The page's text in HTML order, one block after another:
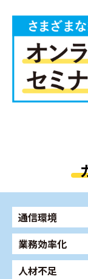
通信環境
業務効率化
人材不足